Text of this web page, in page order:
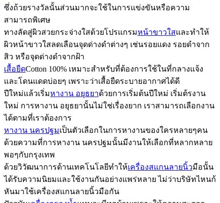
ซึ่งถ้วยรางวัลนั้นส่วนมากจะใช้ในการแข่งขันหรือความ
สามารถพิเศษ
ทางลัดสู่ผิวสวยกระจ่างใสด้วยโปรแกรมหน้าขาวใสและทำให้
ผิวหน้าขาวใสลดเลือนจุดด่างดำต่างๆ เช่นรอยแดง รอยดำจาก
สิว หรือจุดด่างดำจากฝ้า
เสื้อยืดCotton 100% เหมาะสำหรับที่ต้องการใช้ในที่กลางแจ้ง
และโดนแดดบ่อยๆ เพราะว่าเสื้อยืดระบายอากาศได้ดี
ปีใหม่แล้วเริ่มหางาน อยุธยาด้วยการเริ่มต้นปีใหม่ เริ่มต้รงาน
ใหม่ การหางาน อยุธยานั้นไม่ใช่เรื่องยาก เราสามารถเลือกงาน
ได้ตามที่เราต้องการ
หางาน นครปฐมเป็นตัวเลือกในการหางานของใครหลายๆคน
ด้วยความที่การหางาน นครปฐมนั้นมีงานให้เลือกที่หลากหลาย
พอๆกับกรุงเทพ
ด้วยวิวัฒนาการด้านเทคโนโลยีทำให้เครื่องสแกนลายนิ้วมือนั้น
ได้รับความนิยมและใช้งานกันอย่างแพร่หลาย ไม่ว่าบริษัทไหนก้
หันมาใช้เครื่องสแกนลายนิ้วมือกัน